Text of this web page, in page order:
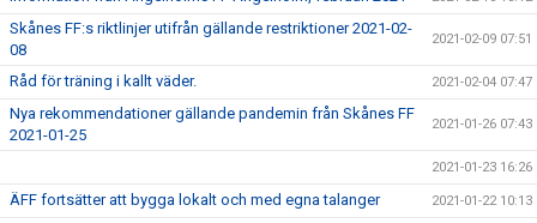
Skånes FF:s riktlinjer utifrån gällande restriktioner 2021-02-
08
2021-02-09 07:51
Råd för träning i kallt väder. 2021-02-04 07:47
Nya rekommendationer gällande pandemin från Skånes FF
2021-01-25
2021-01-26 07:43
2021-01-23 16:26
ÄFF fortsätter att bygga lokalt och med egna talanger 2021-01-22 10:13